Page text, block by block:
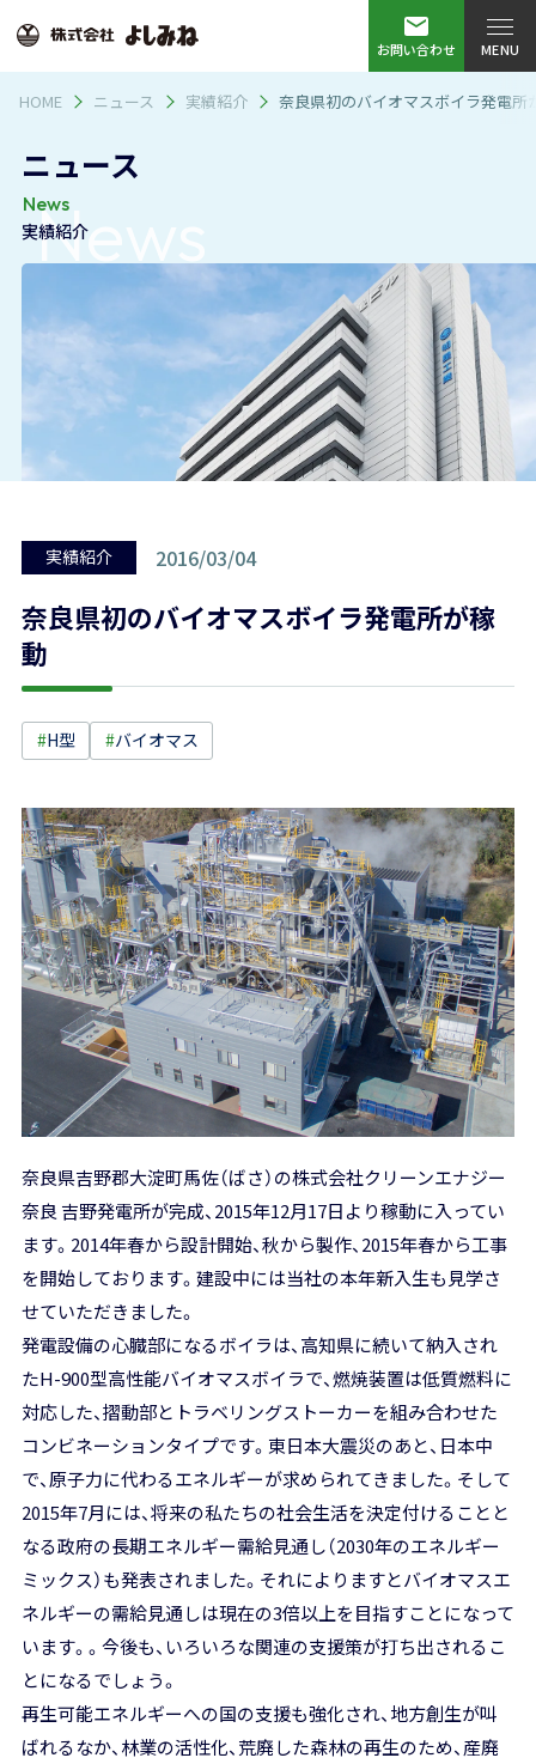
お問い合わせ
HOME ニュース 実績紹介 奈良県初のバイオマスボイラ発電所
ニュース
News
実績紹介
News
実績紹介 2016/03/04
奈良県初のバイオマスボイラ発電所が稼
動
#H型 #バイオマス
奈良県吉野郡大淀町馬佐（ばさ）の株式会社クリーンエナジー
奈良 吉野発電所が完成、2015年12月17日より稼動に入ってい
ます。2014年春から設計開始、秋から製作、2015年春から工事
を開始しております。建設中には当社の本年新入生も見学さ
せていただきました。
発電設備の心臓部になるボイラは、高知県に続いて納入され
たH-900型高性能バイオマスボイラで、燃焼装置は低質燃料に
対応した、摺動部とトラベリングストーカーを組み合わせた
コンビネーションタイプです。東日本大震災のあと、日本中
で、原子力に代わるエネルギーが求められてきました。そして
2015年7月には、将来の私たちの社会生活を決定付けることと
なる政府の長期エネルギー需給見通し（2030年のエネルギー
ミックス）も発表されました。それによりますとバイオマスエ
ネルギーの需給見通しは現在の3倍以上を目指すことになって
います。。今後も、いろいろな関連の支援策が打ち出されるこ
とになるでしょう。
再生可能エネルギーへの国の支援も強化され、地方創生が叫
ばれるなか、林業の活性化、荒廃した森林の再生のため、産廃